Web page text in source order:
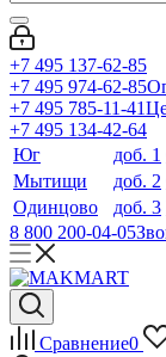
+7 495 137-62-85
+7 495 974-62-85
+7 495 785-11-41
+7 495 134-42-64
Юг
доб. 1
Мытищи
доб. 2
Одинцово
доб. 3
8 800 200-04-05
Сравнение0